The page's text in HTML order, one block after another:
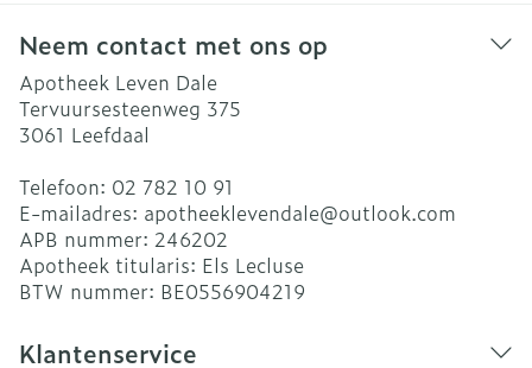
Neem contact met ons op
Apotheek Leven Dale
Tervuursesteenweg 375
3061 Leefdaal
Telefoon: 02 782 10 91
E-mailadres: apotheeklevendale@outlook.com
APB nummer: 246202
Apotheek titularis: Els Lecluse
BTW nummer: BE0556904219
Klantenservice